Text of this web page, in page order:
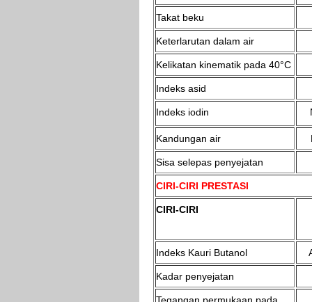
Takat beku
Keterlarutan dalam air
Kelikatan kinematik pada 40°C
Indeks asid
Indeks iodin
Kandungan air
Sisa selepas penyejatan
CIRI-CIRI PRESTASI
CIRI-CIRI
Indeks Kauri Butanol
Kadar penyejatan